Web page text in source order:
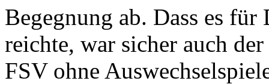
Begegnung ab. Dass es
reichte, war sicher auch
FSV ohne